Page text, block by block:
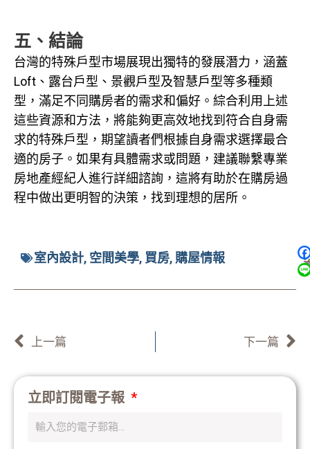
五、結論
台灣的特殊戶型市場展現出獨特的發展潛力，涵蓋
Loft、露台戶型、景觀戶型及智慧戶型等多種類
型，滿足不同購房者的需求和偏好。綜合利用上述
這些資源和方法，將能夠更高效地找到符合自身需
求的特殊戶型，期望讀者們根據自身需求選擇最合
適的房子。如果有具體需求或問題，建議聯繫專業
房地產經紀人進行詳細諮詢，這將有助於在購房過
程中做出更明智的決策，找到理想的居所。
室內設計, 空間美學, 買房, 購屋情報
上一篇 下一篇
立即訂閱電子報